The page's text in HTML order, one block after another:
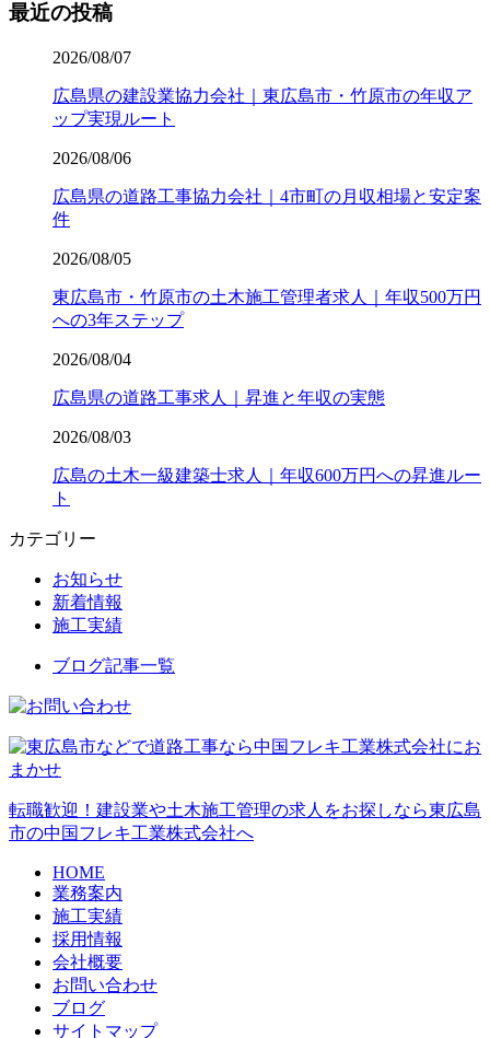
最近の投稿
2026/08/07
広島県の建設業協力会社｜東広島市・竹原市の年収ア
ップ実現ルート
2026/08/06
広島県の道路工事協力会社｜4市町の月収相場と安定案
件
2026/08/05
東広島市・竹原市の土木施工管理者求人｜年収500万円
への3年ステップ
2026/08/04
広島県の道路工事求人｜昇進と年収の実態
2026/08/03
広島の土木一級建築士求人｜年収600万円への昇進ルー
ト
カテゴリー
お知らせ
新着情報
施工実績
ブログ記事一覧
転職歓迎！建設業や土木施工管理の求人をお探しなら東広島
市の中国フレキ工業株式会社へ
HOME
業務案内
施工実績
採用情報
会社概要
お問い合わせ
ブログ
サイトマップ